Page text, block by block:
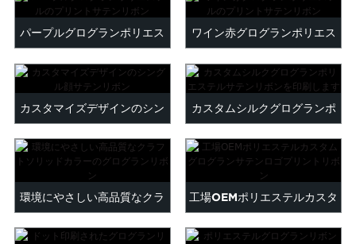
Igbo
Khmer
Maltese
Burmese
Persian
Sinhala
Samoan
Sundanese
ブ...
パープルグログランポリエス
テルのプリントサテンリボン
ワイン赤グログランポリエス
テルのプリントサテンリボン
カスタマイズデザインのシン
グル顔サテンリボン
カスタムシルクグログランポ
リエステルサテンrを印刷し...
環境にやさしい高品質なクラ
フトソリッドカラーGRO ...
工場OEMポリエステルカスタ
ムグログランサテンPR ...